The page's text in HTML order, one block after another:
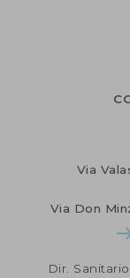
Via
Via Don
Dir.